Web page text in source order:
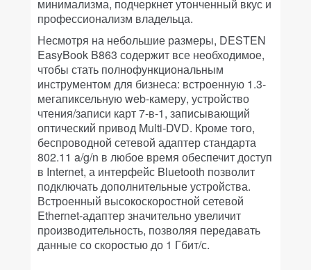
минимализма, подчеркнет утонченный вкус и
профессионализм владельца.
Несмотря на небольшие размеры, DESTEN
EasyBook B863 содержит все необходимое,
чтобы стать полнофункциональным
инструментом для бизнеса: встроенную 1.3-
мегапиксельную web-камеру, устройство
чтения/записи карт 7-в-1, записывающий
оптический привод Multi-DVD. Кроме того,
беспроводной сетевой адаптер стандарта
802.11 a/g/n в любое время обеспечит доступ
в Internet, а интерфейс Bluetooth позволит
подключать дополнительные устройства.
Встроенный высокоскоростной сетевой
Ethernet-адаптер значительно увеличит
производительность, позволяя передавать
данные со скоростью до 1 Гбит/с.